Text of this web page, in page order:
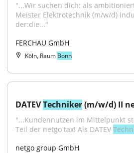
"...Wir suchen dich: als
Meister Elektrotechnik (m/w/d)
der:die..."
FERCHAU GmbH
Köln, Raum Bonn
DATEV Techniker (m/w/d) II
"...Kundennutzen im Mittelpunkt
Teil der netgo tax! Als DATEV
netgo group GmbH